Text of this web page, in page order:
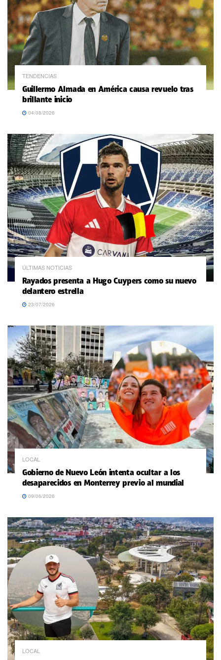
TENDENCIAS
Guillermo Almada en América causa revuelo tras
brillante inicio
04/08/2026
ÚLTIMAS NOTICIAS
Rayados presenta a Hugo Cuypers como su nuevo
delantero estrella
23/07/2026
LOCAL
Gobierno de Nuevo León intenta ocultar a los
desaparecidos en Monterrey previo al mundial
09/06/2026
LOCAL